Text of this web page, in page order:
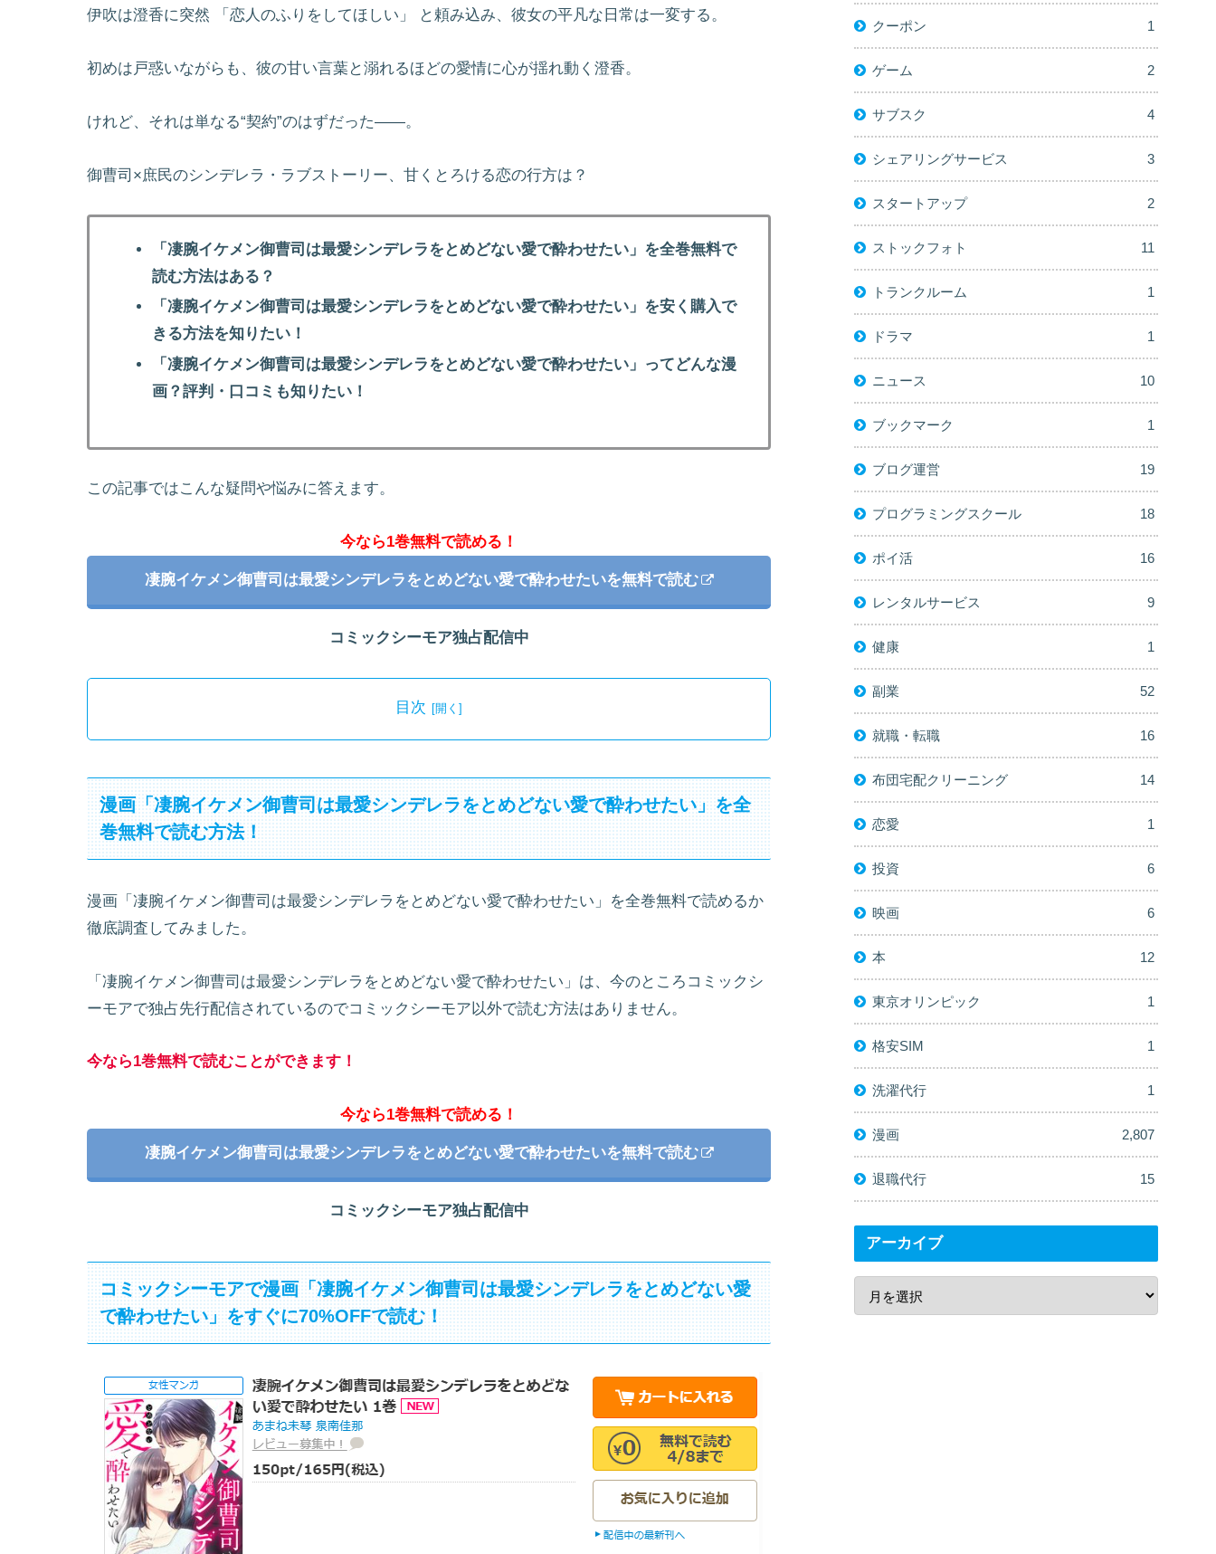
伊吹は澄香に突然 「恋人のふりをしてほしい」 と頼み込み、彼女の平凡な日常は一変する。
初めは戸惑いながらも、彼の甘い言葉と溺れるほどの愛情に心が揺れ動く澄香。
けれど、それは単なる“契約”のはずだった――。
御曹司×庶民のシンデレラ・ラブストーリー、甘くとろける恋の行方は？
「凄腕イケメン御曹司は最愛シンデレラをとめどない愛で酔わせたい」を全巻無料で
読む方法はある？
「凄腕イケメン御曹司は最愛シンデレラをとめどない愛で酔わせたい」を安く購入で
きる方法を知りたい！
「凄腕イケメン御曹司は最愛シンデレラをとめどない愛で酔わせたい」ってどんな漫
画？評判・口コミも知りたい！
この記事ではこんな疑問や悩みに答えます。
今なら1巻無料で読める！
凄腕イケメン御曹司は最愛シンデレラをとめどない愛で酔わせたいを無料で読む
コミックシーモア独占配信中
目次
漫画「凄腕イケメン御曹司は最愛シンデレラをとめどない愛で酔わせたい」を全
巻無料で読む方法！
漫画「凄腕イケメン御曹司は最愛シンデレラをとめどない愛で酔わせたい」を全巻無料で読めるか
徹底調査してみました。
「凄腕イケメン御曹司は最愛シンデレラをとめどない愛で酔わせたい」は、今のところコミックシ
ーモアで独占先行配信されているのでコミックシーモア以外で読む方法はありません。
今なら1巻無料で読むことができます！
今なら1巻無料で読める！
凄腕イケメン御曹司は最愛シンデレラをとめどない愛で酔わせたいを無料で読む
コミックシーモア独占配信中
コミックシーモアで漫画「凄腕イケメン御曹司は最愛シンデレラをとめどない愛
で酔わせたい」をすぐに70%OFFで読む！
クーポン 1
ゲーム 2
サブスク 4
シェアリングサービス 3
スタートアップ 2
ストックフォト 11
トランクルーム 1
ドラマ 1
ニュース 10
ブックマーク 1
ブログ運営 19
プログラミングスクール 18
ポイ活 16
レンタルサービス 9
健康 1
副業 52
就職・転職 16
布団宅配クリーニング 14
恋愛 1
投資 6
映画 6
本 12
東京オリンピック 1
格安SIM 1
洗濯代行 1
漫画 2,807
退職代行 15
アーカイブ